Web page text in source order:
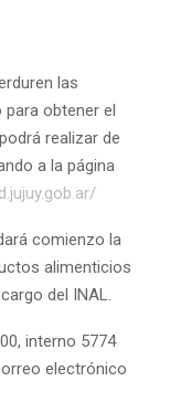
las
obtener el
realizar de
a la página
comienzo la
alimenticios
del INAL.
interno 5774
electrónico